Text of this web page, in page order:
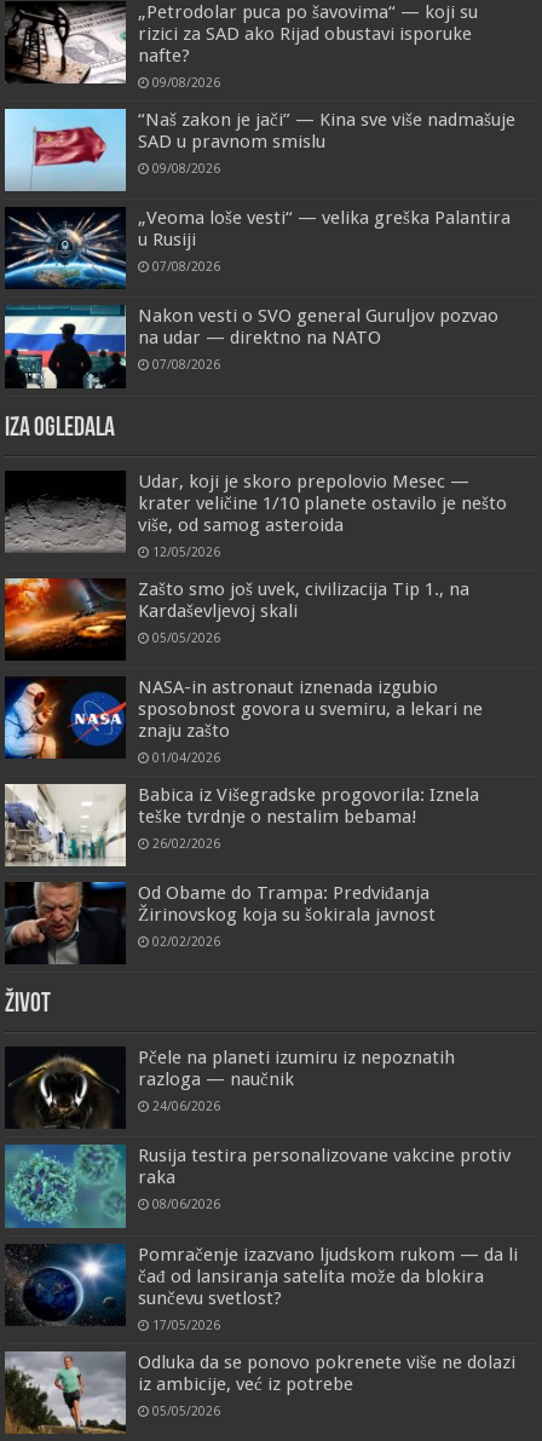
„Petrodolar puca po šavovima“ — koji su
rizici za SAD ako Rijad obustavi isporuke
nafte?
09/08/2026
“Naš zakon je jači” — Kina sve više nadmašuje
SAD u pravnom smislu
09/08/2026
„Veoma loše vesti“ — velika greška Palantira
u Rusiji
07/08/2026
Nakon vesti o SVO general Guruljov pozvao
na udar — direktno na NATO
07/08/2026
IZA OGLEDALA
Udar, koji je skoro prepolovio Mesec —
krater veličine 1/10 planete ostavilo je nešto
više, od samog asteroida
12/05/2026
Zašto smo još uvek, civilizacija Tip 1., na
Kardaševljevoj skali
05/05/2026
NASA-in astronaut iznenada izgubio
sposobnost govora u svemiru, a lekari ne
znaju zašto
01/04/2026
Babica iz Višegradske progovorila: Iznela
teške tvrdnje o nestalim bebama!
26/02/2026
Od Obame do Trampa: Predviđanja
Žirinovskog koja su šokirala javnost
02/02/2026
ŽIVOT
Pčele na planeti izumiru iz nepoznatih
razloga — naučnik
24/06/2026
Rusija testira personalizovane vakcine protiv
raka
08/06/2026
Pomračenje izazvano ljudskom rukom — da li
čađ od lansiranja satelita može da blokira
sunčevu svetlost?
17/05/2026
Odluka da se ponovo pokrenete više ne dolazi
iz ambicije, već iz potrebe
05/05/2026